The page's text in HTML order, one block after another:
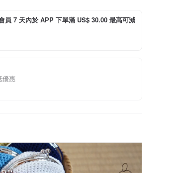
員 7 天內於 APP 下單滿 US$ 30.00 最高可減
優惠